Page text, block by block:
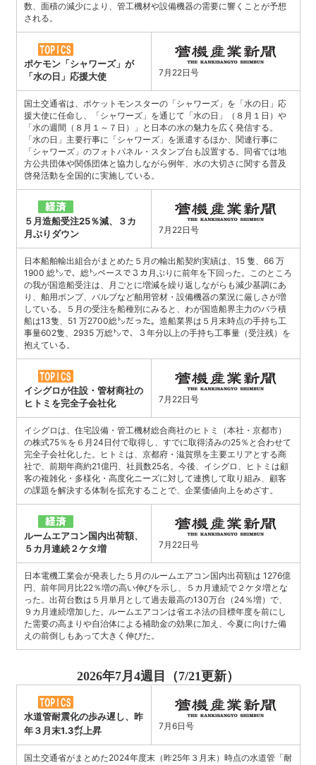
数、面積の減少により、管工機材や設備機器の需要に響くことが予想
される。
ポケモン「シャワーズ」が
「水の日」応援大使
7月22日号
国土交通省は、ポケットモンスターの「シャワーズ」を「水の日」応
援大使に任命し、「シャワーズ」を通じて「水の日」（８月１日）や
「水の週間（８月１～７日）」と日本の水の魅力を広く発信する。
「水の日」主要行事に「シャワーズ」を派遣するほか、関連行事に
「シャワーズ」のフォトパネル・スタンプ台も設置する。同省では地
方公共団体や関係団体と協力しながら例年、水の大切さに関する普及
啓発活動を全国的に実施している。
５月造船受注25％減、３カ
月ぶりダウン
7月22日号
日本船舶輸出組合がまとめた５月の輸出船契約実績は、15 隻、66 万
1900 総㌧で、総㌧ベースで３カ月ぶりに前年を下回った。このところ
の我が国造船受注は、月ごとに増減を繰り返しながらも減少基調にあ
り、舶用ポンプ、バルブなど舶用管材・設備機器の業況に厳しさが増
している。５月の受注を船種別にみると、わが国造船界主力のバラ積
船は13隻、51 万2700総㌧だった。造船業界は５月末時点の手持ち工
事量602隻、2935 万総㌧で、３年分以上の手持ち工事量（受注残）を
抱えている。
イシグロが住設・管材商社の
ヒトミを完全子会社化
7月22日号
イシグロは、住宅設備・管工機材総合商社のヒトミ（本社・京都市）
の株式75％を６月24日付で取得し、すでに取得済みの25％と合わせて
完全子会社化した。ヒトミは、京都府・滋賀県を主要エリアとする商
社で、前期年商約21億円、社員数25名。今後、イシグロ、ヒトミは顧
客の複雑化・多様化・高度化ニーズに対して連携して取り組み、顧客
の課題を解決する体制を拡充することで、企業価値向上をめざす。
ルームエアコン国内出荷額、
５カ月連続２ケタ増
7月22日号
日本電機工業会が発表した５月のルームエアコン国内出荷額は 1276億
円、前年同月比22％増の高い伸びを示し、５カ月連続で２ケタ増とな
った。出荷台数は５月単月として過去最高の130万台（24％増）で、
９カ月連続増加した。ルームエアコンは省エネ法の目標年度を前にし
た需要の高まりや自治体による補助金の効果に加え、今夏に向けた備
えの前倒しもあって大きく伸びた。
2026年7月4週目（7/21更新）
水道管耐震化の歩み遅し、昨
年３月末1.3㌽上昇
7月6日号
国土交通省がまとめた2024年度末（昨25年３月末）時点の水道管「耐